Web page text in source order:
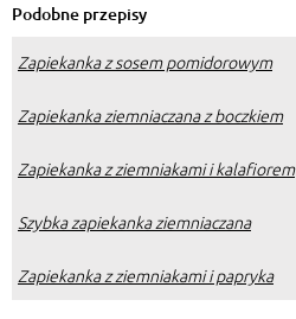
Podobne przepisy
Zapiekanka z sosem pomidorowym
Zapiekanka ziemniaczana z boczkiem
Zapiekanka z ziemniakami i kalafiorem
Szybka zapiekanka ziemniaczana
Zapiekanka z ziemniakami i papryka